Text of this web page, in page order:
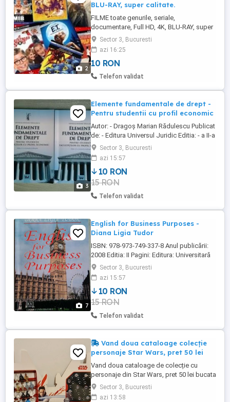
2
BLU-RAY, super calitate.
FILME toate genurile, seriale,
documentare, Full HD, 4K, BLU-RAY, super
calitate. Se pun pe orice suport, memorii
externe ( stik-uri, hard extern, card ), DVD-
uri. Preturi accesibile. Play-Vio.
Sector 3, Bucuresti
azi 16:25
10 RON
Telefon validat
3
Elemente fundamentale de drept -
Pentru studentii cu profil economic
Autor: - Dragoș Marian Rădulescu Publicat
de: - Editura Universul Juridic Editia: - a II-a
revizuita si adaugita Data aparitiei: -
Decembrie 2011 Stoc: - 2 buc.
Sector 3, Bucuresti
azi 15:57
10 RON
15 RON
Telefon validat
7
English for Business Purposes -
Diana Ligia Tudor
ISBN: 978-973-749-337-8 Anul publicării:
2008 Editia: II Pagini: Editura: Universitară
Autor: Diana Ligia Tudor Stoc: 2 buc.
Sector 3, Bucuresti
azi 15:57
10 RON
15 RON
Telefon validat
Vand doua cataloage colecție
personaje Star Wars, pret 50 lei
Vand doua cataloage de colecție cu
personaje din Star Wars, pret 50 lei bucata
Sector 3, Bucuresti
azi 13:58